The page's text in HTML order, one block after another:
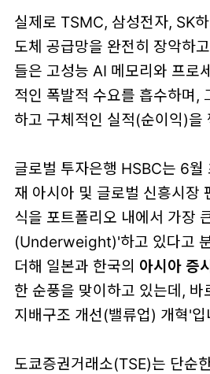
실제로 TSMC, 삼성전자, SK
도체 공급망을 완전히 장악하
들은 고성능 AI 메모리와 프로
적인 폭발적 수요를 흡수하며,
하고 구체적인 실적(순이익)을
글로벌 투자은행 HSBC는 6월
재 아시아 및 글로벌 신흥시장
식을 포트폴리오 내에서 가장
(Underweight)'하고 있다고
더해 일본과 한국의 아시아 증시
한 순풍을 맞이하고 있는데, 바
지배구조 개선(밸류업) 개혁'입
도쿄증권거래소(TSE)는 단순